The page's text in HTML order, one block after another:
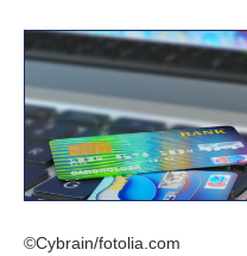
©Cybrain/fotolia.com